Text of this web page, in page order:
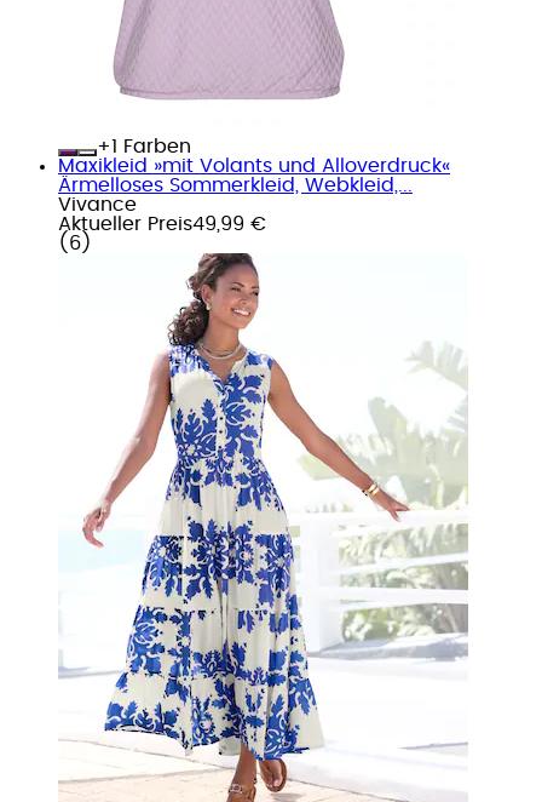
+
Farben
Maxikleid »mit Volants und Alloverdruck«
Ärmelloses Sommerkleid, Webkleid,...
Vivance
Aktueller Preis49,99 €
( 6 )